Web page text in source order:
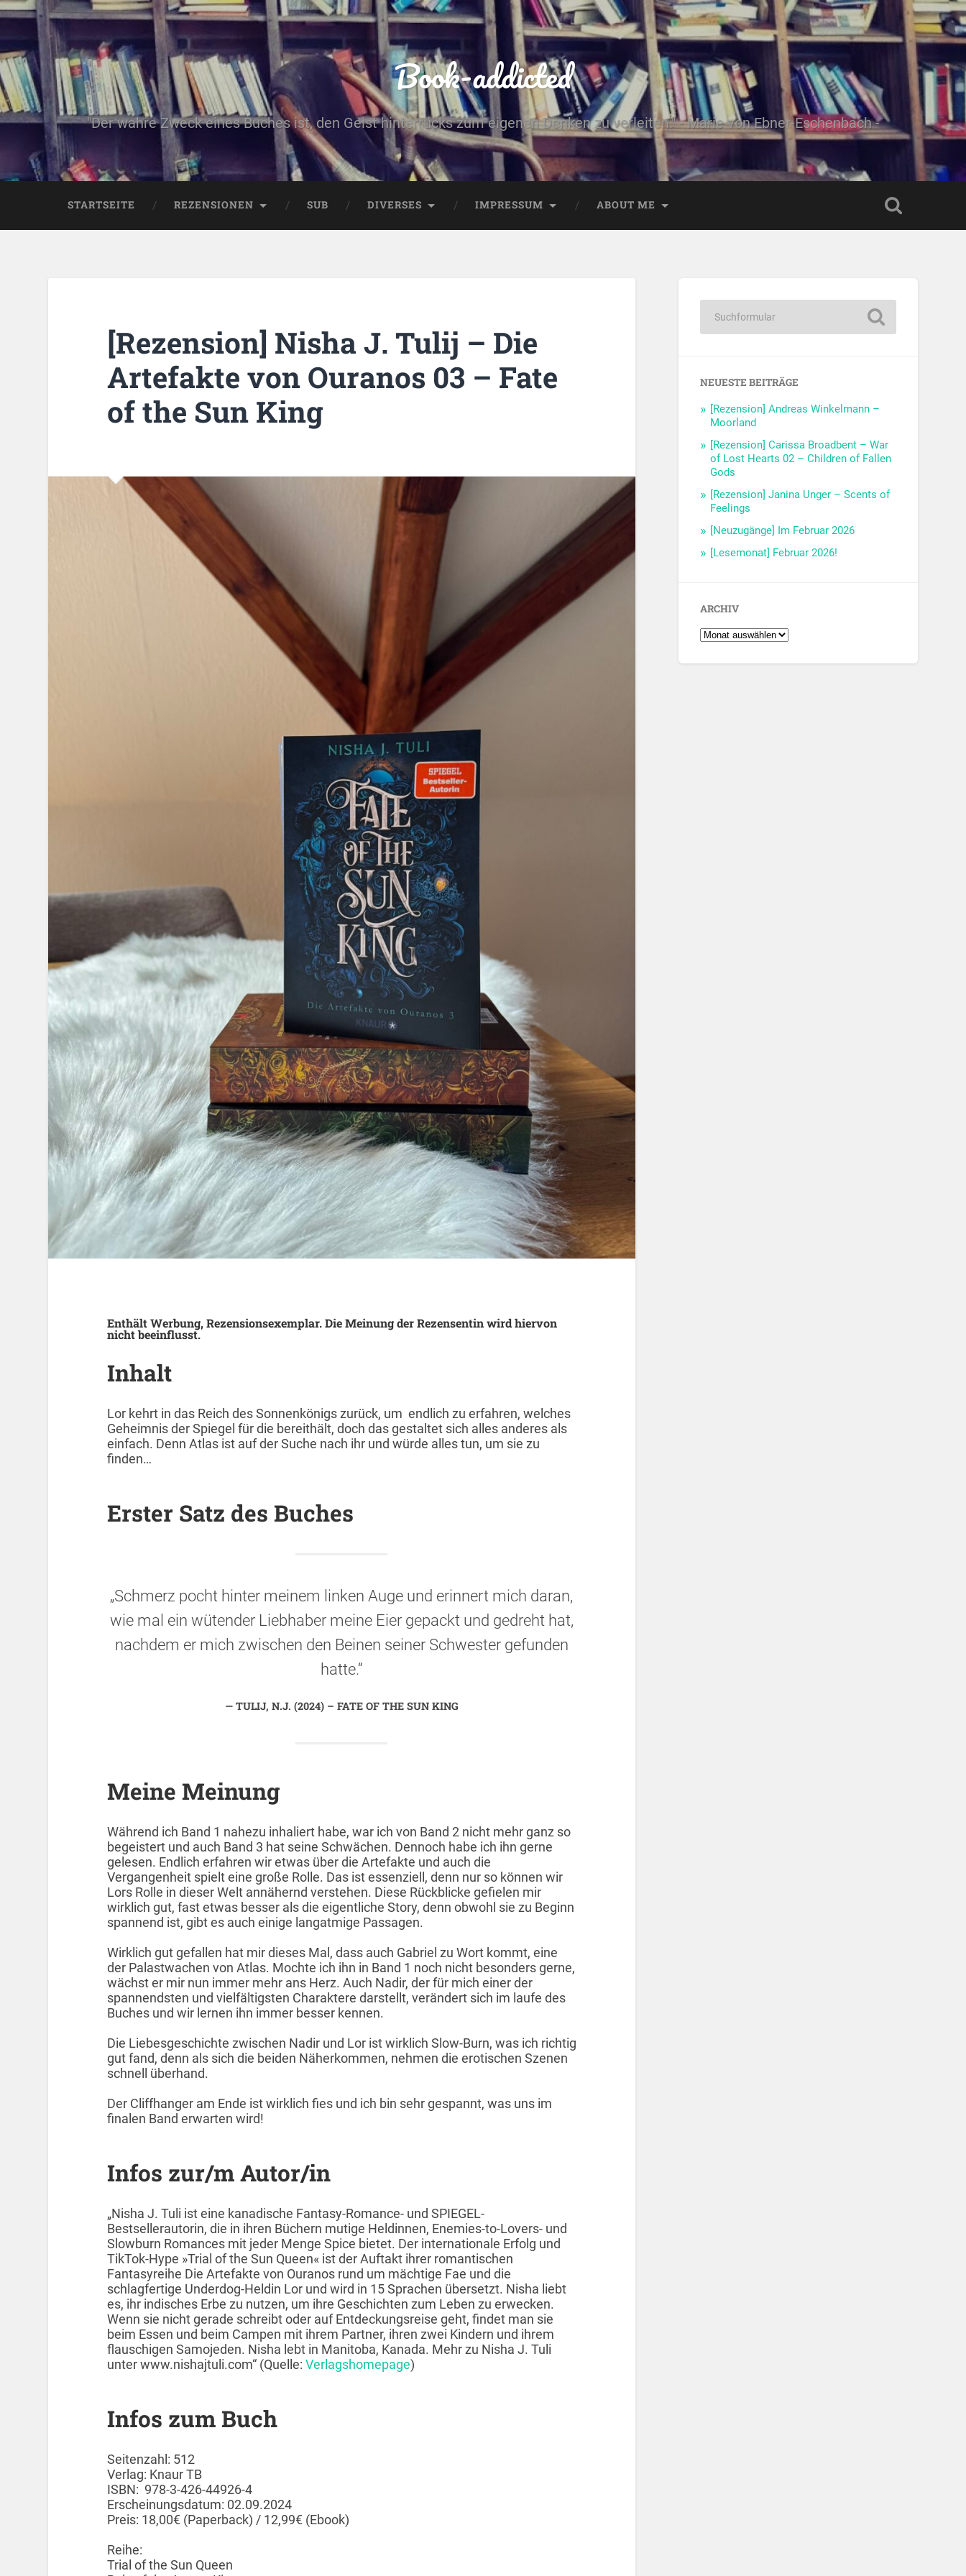
Book-addicted
"Der wahre Zweck eines Buches ist, den Geist hinterrücks zum eigenen Denken zu verleiten." - Marie von Ebner-Eschenbach -
STARTSEITE REZENSIONEN SUB DIVERSES IMPRESSUM ABOUT ME
[Rezension] Nisha J. Tulij – Die
Artefakte von Ouranos 03 – Fate
of the Sun King
Enthält Werbung, Rezensionsexemplar. Die Meinung der Rezensentin wird hiervon
nicht beeinflusst.
Inhalt
Lor kehrt in das Reich des Sonnenkönigs zurück, um endlich zu erfahren, welches
Geheimnis der Spiegel für die bereithält, doch das gestaltet sich alles anderes als
einfach. Denn Atlas ist auf der Suche nach ihr und würde alles tun, um sie zu
finden…
Erster Satz des Buches
„Schmerz pocht hinter meinem linken Auge und erinnert mich daran,
wie mal ein wütender Liebhaber meine Eier gepackt und gedreht hat,
nachdem er mich zwischen den Beinen seiner Schwester gefunden
hatte.“
TULIJ, N.J. (2024) – FATE OF THE SUN KING
Meine Meinung
Während ich Band 1 nahezu inhaliert habe, war ich von Band 2 nicht mehr ganz so
begeistert und auch Band 3 hat seine Schwächen. Dennoch habe ich ihn gerne
gelesen. Endlich erfahren wir etwas über die Artefakte und auch die
Vergangenheit spielt eine große Rolle. Das ist essenziell, denn nur so können wir
Lors Rolle in dieser Welt annähernd verstehen. Diese Rückblicke gefielen mir
wirklich gut, fast etwas besser als die eigentliche Story, denn obwohl sie zu Beginn
spannend ist, gibt es auch einige langatmige Passagen.
Wirklich gut gefallen hat mir dieses Mal, dass auch Gabriel zu Wort kommt, eine
der Palastwachen von Atlas. Mochte ich ihn in Band 1 noch nicht besonders gerne,
wächst er mir nun immer mehr ans Herz. Auch Nadir, der für mich einer der
spannendsten und vielfältigsten Charaktere darstellt, verändert sich im laufe des
Buches und wir lernen ihn immer besser kennen.
Die Liebesgeschichte zwischen Nadir und Lor ist wirklich Slow-Burn, was ich richtig
gut fand, denn als sich die beiden Näherkommen, nehmen die erotischen Szenen
schnell überhand.
Der Cliffhanger am Ende ist wirklich fies und ich bin sehr gespannt, was uns im
finalen Band erwarten wird!
Infos zur/m Autor/in
„Nisha J. Tuli ist eine kanadische Fantasy-Romance- und SPIEGEL-
Bestsellerautorin, die in ihren Büchern mutige Heldinnen, Enemies-to-Lovers- und
Slowburn Romances mit jeder Menge Spice bietet. Der internationale Erfolg und
TikTok-Hype »Trial of the Sun Queen« ist der Auftakt ihrer romantischen
Fantasyreihe Die Artefakte von Ouranos rund um mächtige Fae und die
schlagfertige Underdog-Heldin Lor und wird in 15 Sprachen übersetzt. Nisha liebt
es, ihr indisches Erbe zu nutzen, um ihre Geschichten zum Leben zu erwecken.
Wenn sie nicht gerade schreibt oder auf Entdeckungsreise geht, findet man sie
beim Essen und beim Campen mit ihrem Partner, ihren zwei Kindern und ihrem
flauschigen Samojeden. Nisha lebt in Manitoba, Kanada. Mehr zu Nisha J. Tuli
unter www.nishajtuli.com“ (Quelle: Verlagshomepage)
Infos zum Buch
Seitenzahl: 512
Verlag: Knaur TB
ISBN: 978-3-426-44926-4
Erscheinungsdatum: 02.09.2024
Preis: 18,00€ (Paperback) / 12,99€ (Ebook)
Reihe:
Trial of the Sun Queen
NEUESTE BEITRÄGE
[Rezension] Andreas Winkelmann –
Moorland
[Rezension] Carissa Broadbent – War
of Lost Hearts 02 – Children of Fallen
Gods
[Rezension] Janina Unger – Scents of
Feelings
[Neuzugänge] Im Februar 2026
[Lesemonat] Februar 2026!
ARCHIV